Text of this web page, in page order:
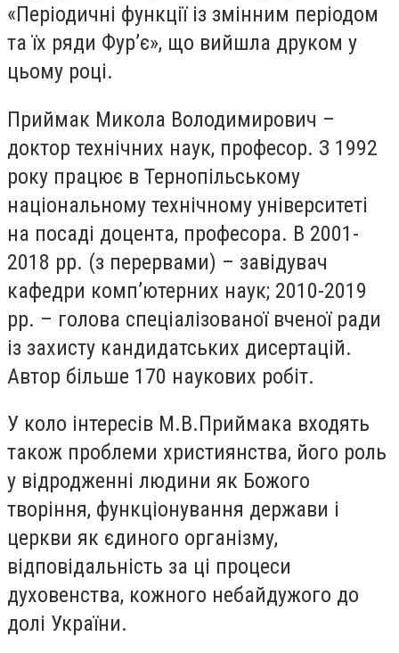
«Періодичні функції із змінним періодом
та їх ряди Фур’є», що вийшла друком у
цьому році.
Приймак Микола Володимирович –
доктор технічних наук, професор. З 1992
року працює в Тернопільському
національному технічному університеті
на посаді доцента, професора. В 2001-
2018 рр. (з перервами) – завідувач
кафедри комп’ютерних наук; 2010-2019
рр. – голова спеціалізованої вченої ради
із захисту кандидатських дисертацій.
Автор більше 170 наукових робіт.
У коло інтересів М.В.Приймака входять
також проблеми християнства, його роль
у відродженні людини як Божого
творіння, функціонування держави і
церкви як єдиного організму,
відповідальність за ці процеси
духовенства, кожного небайдужого до
долі України.